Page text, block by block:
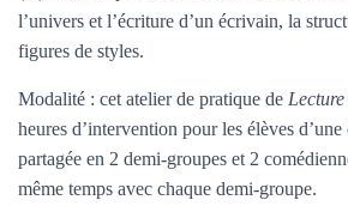
l’univers et l’écriture d’un écrivain, la
figures de styles.
Modalité : cet atelier de pratique de Lecture
heures d’intervention pour les élèves d’une
partagée en 2 demi-groupes et 2
même temps avec chaque demi-groupe.